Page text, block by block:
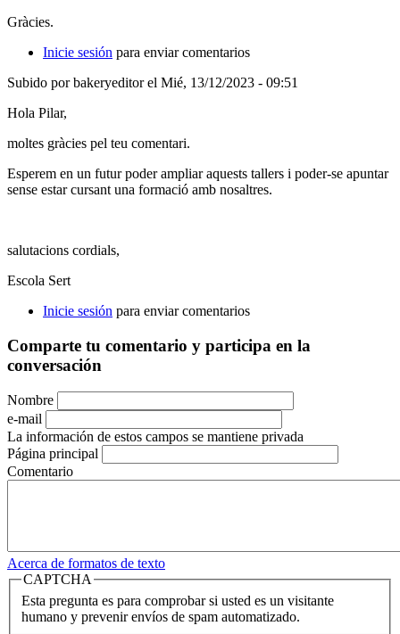
Gràcies.
Inicie sesión para enviar comentarios
Subido porbakeryeditorel Mié, 13/12/2023 - 09:51
Hola Pilar,
moltes gràcies pel teu comentari.
Esperem en un futur poder ampliar aquests tallers i poder-se apuntar
sense estar cursant una formació amb nosaltres.
salutacions cordials,
Escola Sert
Inicie sesión para enviar comentarios
Comparte tu comentario y participa en la
conversación
Nombre
e-mail
La información de estos campos se mantiene privada
Página principal
Comentario
Acerca de formatos de texto
CAPTCHA
Esta pregunta es para comprobar si usted es un visitante
humano y prevenir envíos de spam automatizado.